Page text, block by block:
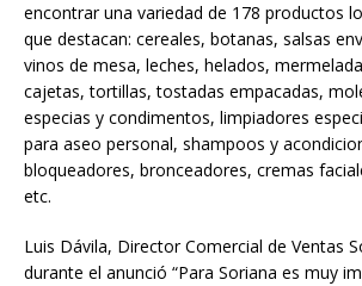
encontrar una variedad de 178 productos
que destacan: cereales, botanas, salsas
vinos de mesa, leches, helados,
cajetas, tortillas, tostadas empacadas,
especias y condimentos, limpiadores
para aseo personal, shampoos y
bloqueadores, bronceadores, cremas
etc.
Luis Dávila, Director Comercial de Ventas
durante el anunció “Para Soriana es muy